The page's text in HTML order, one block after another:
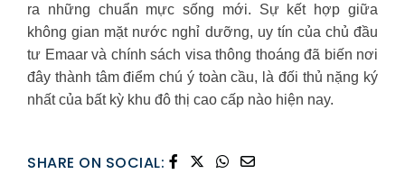
ra những chuẩn mực sống mới. Sự kết hợp giữa
không gian mặt nước nghỉ dưỡng, uy tín của chủ đầu
tư Emaar và chính sách visa thông thoáng đã biến nơi
đây thành tâm điểm chú ý toàn cầu, là đối thủ nặng ký
nhất của bất kỳ khu đô thị cao cấp nào hiện nay.
SHARE ON SOCIAL: